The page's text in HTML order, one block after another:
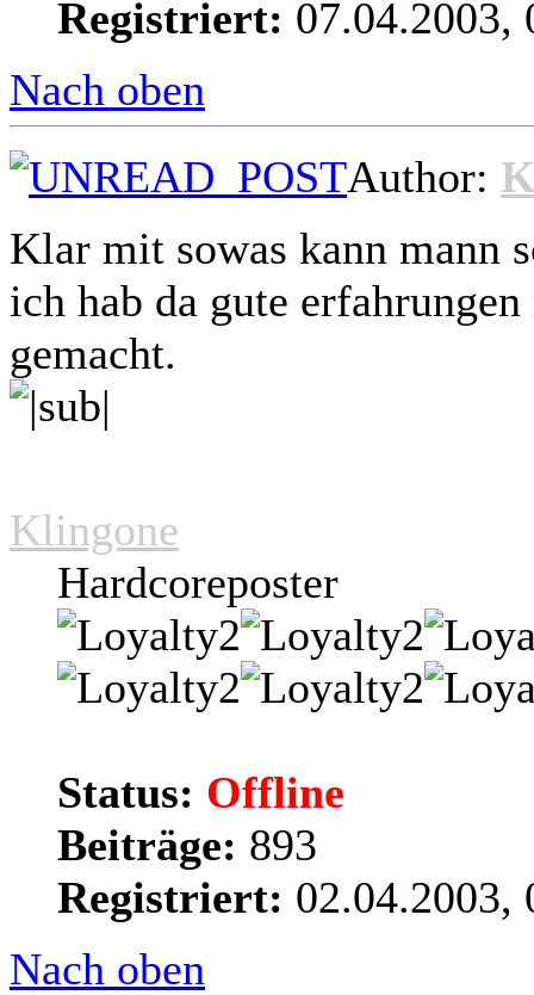
Registriert: 07.04.2003,
Nach oben
Author:
Klar mit sowas kann mann
ich hab da gute
gemacht.
Klingone
Hardcoreposter
Status: Offline
Beiträge: 893
Registriert: 02.04.2003,
Nach oben